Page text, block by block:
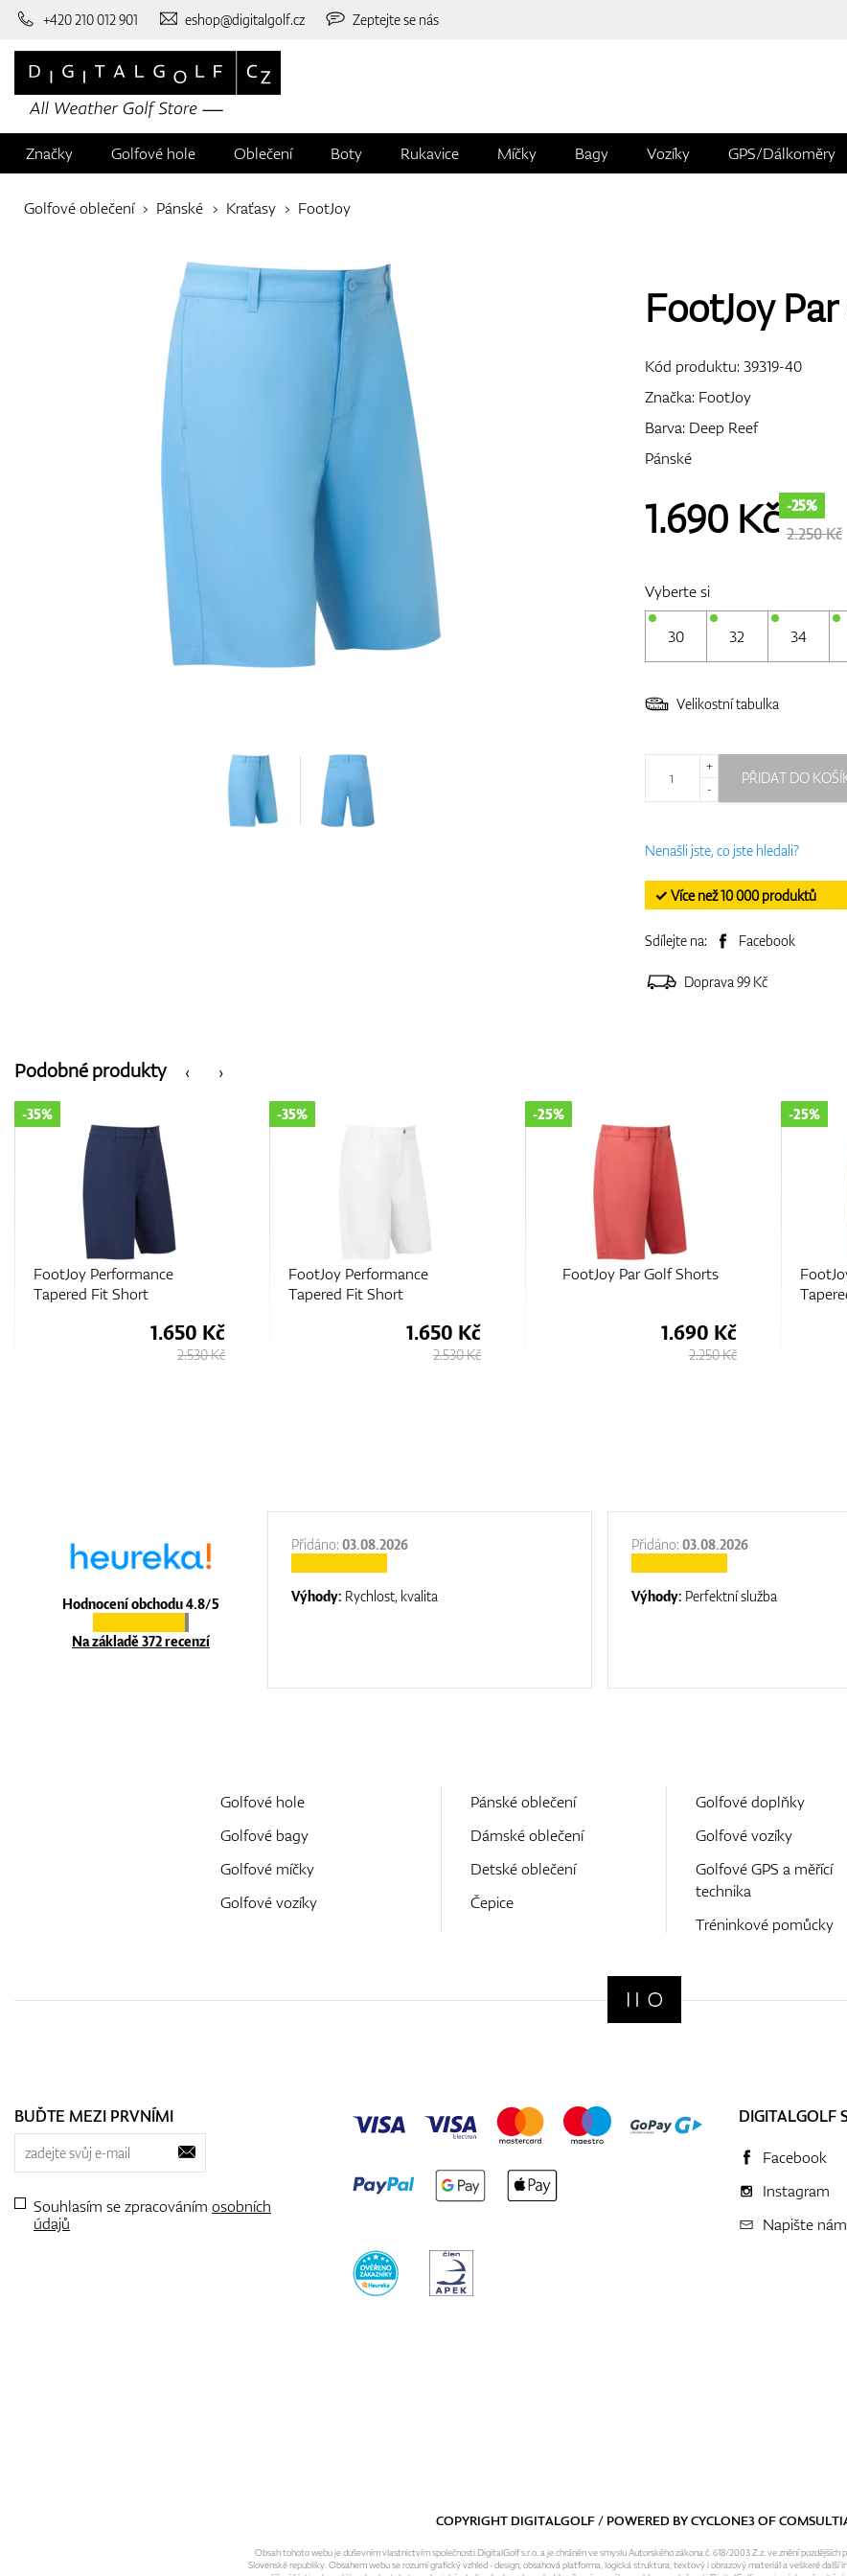
+420 210 012 901 eshop@digitalgolf.cz Zeptejte se nás
Značky Golfové hole Oblečení Boty Rukavice Míčky Bagy Vozíky GPS/Dálkoměry
Golfové oblečení Pánské Kraťasy FootJoy
FootJoy
Kód produktu:39319-40
Značka: FootJoy
Barva: Deep Reef
Pánské
1.690Kč -25%
2.250 Kč
Vyberte si
30 32 34
Velikostní tabulka
+
-
PŘIDAT DO
Nenašli jste, co jste hledali?
✓ Více než 10 000 produktů
Sdílejte na: Facebook
Doprava 99 Kč
‹
Podobné produkty ›
FootJoy Performance
Tapered Fit Short
-35%
1.650 Kč
2.530 Kč
FootJoy Performance
Tapered Fit Short
-35%
1.650 Kč
2.530 Kč
FootJoy Par Golf Shorts
-25%
1.690 Kč
2.250 Kč
-25%
Hodnocení obchodu 4.8/5
Na základě 372 recenzí
Přidáno:03.08.2026
Výhody: Rychlost, kvalita
Přidáno:03.08.2026
Výhody: Perfektní služba
Golfové hole
Golfové bagy
Golfové míčky
Golfové vozíky
Pánské oblečení
Dámské oblečení
Detské oblečení
Čepice
Golfové doplňky
Golfové vozíky
Golfové GPS a měřící
technika
Tréninkové pomůcky
BUĎTE MEZI PRVNÍMI
Souhlasím se zpracováním osobních
údajů
DIGITALGOLF
Facebook
Instagram
Napište nám
COPYRIGHT DIGITALGOLF / POWERED BYCYCLONE3OF
Obsah tohoto webu je duševním vlastnictvím společnosti DigitalGolf s.r.o. a je chráněn ve smyslu Autorského zákona č. 618/2003 Z.z. ve znění
Slovenské republiky. Obsahem webu se rozumí grafický vzhled - design, obsahová platforma, logická struktura, textový i obrazový materiál a veškeré další